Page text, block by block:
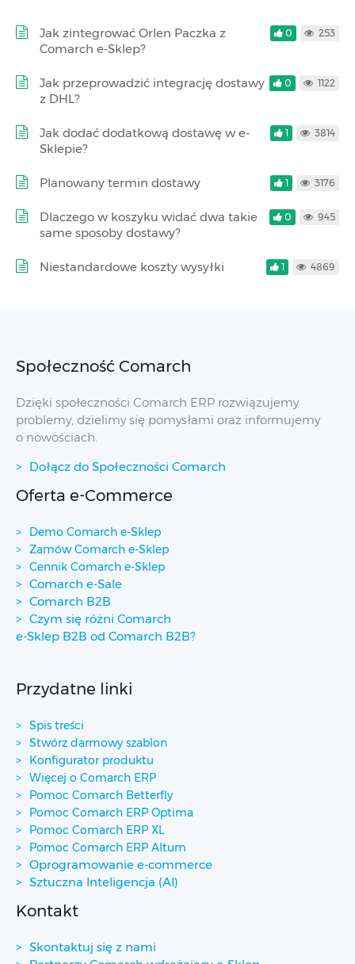
Jak zintegrować Orlen Paczka z
Comarch e-Sklep?
0 253
Jak przeprowadzić integrację dostawy
z DHL?
0 1122
Jak dodać dodatkową dostawę w e-
Sklepie?
1 3814
Planowany termin dostawy 1 3176
Dlaczego w koszyku widać dwa takie
same sposoby dostawy?
0 945
Niestandardowe koszty wysyłki 1 4869
Społeczność Comarch
Dzięki społeczności Comarch ERP rozwiązujemy
problemy, dzielimy się pomysłami oraz informujemy
o nowościach.
Dołącz do Społeczności Comarch
Oferta e-Commerce
Demo Comarch e-Sklep
Zamów Comarch e-Sklep
Cennik Comarch e-Sklep
Comarch e-Sale
Comarch B2B
Czym się różni Comarch
e-Sklep B2B od Comarch B2B?
Przydatne linki
Spis treści
Stwórz darmowy szablon
Konfigurator produktu
Więcej o Comarch ERP
Pomoc Comarch Betterfly
Pomoc Comarch ERP Optima
Pomoc Comarch ERP XL
Pomoc Comarch ERP Altum
Oprogramowanie e-commerce
Sztuczna Inteligencja (AI)
Kontakt
Skontaktuj się z nami